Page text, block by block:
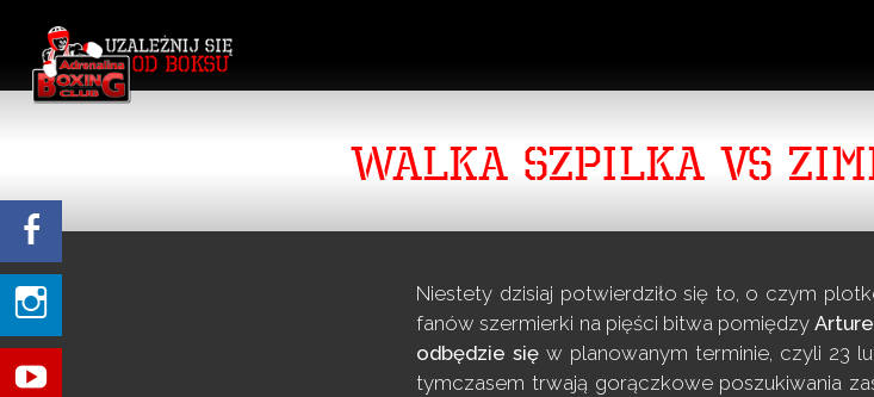
WALKA SZPILKA VS
Niestety dzisiaj potwierdziło się to, o czym
fanów szermierki na pięści bitwa pomiędzy
odbędzie się w planowanym terminie, czyli 23
tymczasem trwają gorączkowe poszukiwania